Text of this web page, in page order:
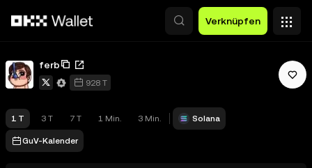
Verknüpfen
ferb
928 T
1 T 3 T 7 T 1 Min. 3 Min. Solana
GuV-Kalender